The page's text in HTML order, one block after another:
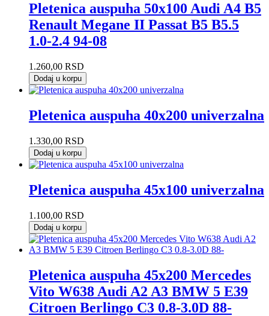
Pletenica auspuha 50x100 Audi A4 B5
Renault Megane II Passat B5 B5.5
1.0-2.4 94-08
1.260,00 RSD
Dodaj u korpu
Pletenica auspuha 40x200 univerzalna
1.330,00 RSD
Dodaj u korpu
Pletenica auspuha 45x100 univerzalna
1.100,00 RSD
Dodaj u korpu
Pletenica auspuha 45x200 Mercedes
Vito W638 Audi A2 A3 BMW 5 E39
Citroen Berlingo C3 0.8-3.0D 88-